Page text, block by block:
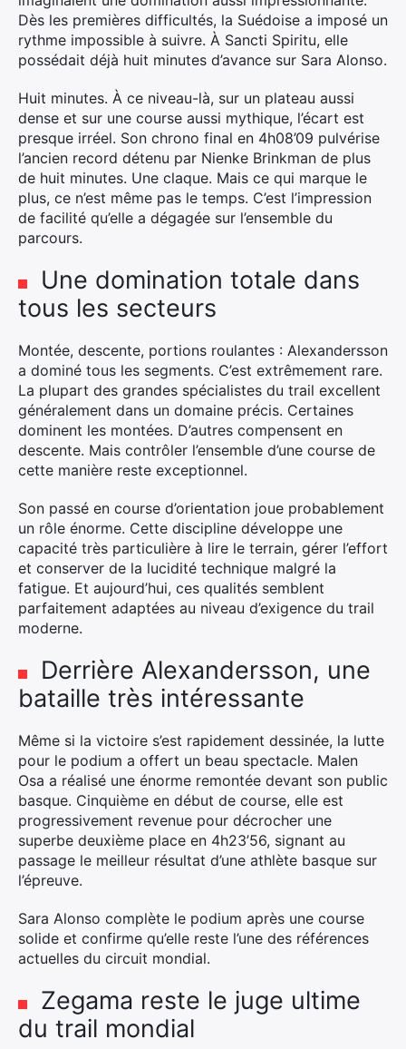
Dès les premières difficultés, la Suédoise a imposé un
rythme impossible à suivre. À Sancti Spiritu, elle
possédait déjà huit minutes d’avance sur Sara Alonso.
Huit minutes. À ce niveau-là, sur un plateau aussi
dense et sur une course aussi mythique, l’écart est
presque irréel. Son chrono final en 4h08’09 pulvérise
l’ancien record détenu par Nienke Brinkman de plus
de huit minutes. Une claque. Mais ce qui marque le
plus, ce n’est même pas le temps. C’est l’impression
de facilité qu’elle a dégagée sur l’ensemble du
parcours.
Une domination totale dans
tous les secteurs
Montée, descente, portions roulantes : Alexandersson
a dominé tous les segments. C’est extrêmement rare.
La plupart des grandes spécialistes du trail excellent
généralement dans un domaine précis. Certaines
dominent les montées. D’autres compensent en
descente. Mais contrôler l’ensemble d’une course de
cette manière reste exceptionnel.
Son passé en course d’orientation joue probablement
un rôle énorme. Cette discipline développe une
capacité très particulière à lire le terrain, gérer l’effort
et conserver de la lucidité technique malgré la
fatigue. Et aujourd’hui, ces qualités semblent
parfaitement adaptées au niveau d’exigence du trail
moderne.
Derrière Alexandersson, une
bataille très intéressante
Même si la victoire s’est rapidement dessinée, la lutte
pour le podium a offert un beau spectacle. Malen
Osa a réalisé une énorme remontée devant son public
basque. Cinquième en début de course, elle est
progressivement revenue pour décrocher une
superbe deuxième place en 4h23’56, signant au
passage le meilleur résultat d’une athlète basque sur
l’épreuve.
Sara Alonso complète le podium après une course
solide et confirme qu’elle reste l’une des références
actuelles du circuit mondial.
Zegama reste le juge ultime
du trail mondial
×
Rechercher
: